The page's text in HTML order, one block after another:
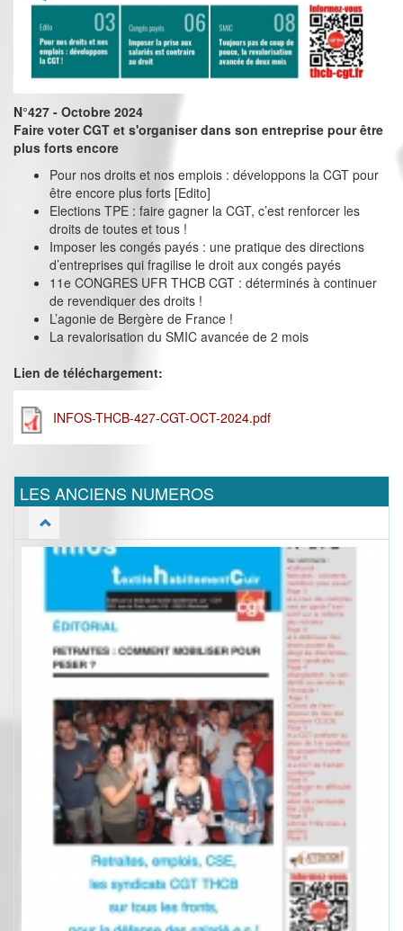
N°427 - Octobre 2024
Faire voter CGT et s'organiser dans son entreprise pour être
plus forts encore
Pour nos droits et nos emplois : développons la CGT pour
être encore plus forts [Edito]
Elections TPE : faire gagner la CGT, c’est renforcer les
droits de toutes et tous !
Imposer les congés payés : une pratique des directions
d’entreprises qui fragilise le droit aux congés payés
11e CONGRES UFR THCB CGT : déterminés à continuer
de revendiquer des droits !
L’agonie de Bergère de France !
La revalorisation du SMIC avancée de 2 mois
Lien de téléchargement:
INFOS-THCB-427-CGT-OCT-2024.pdf
LES ANCIENS NUMEROS